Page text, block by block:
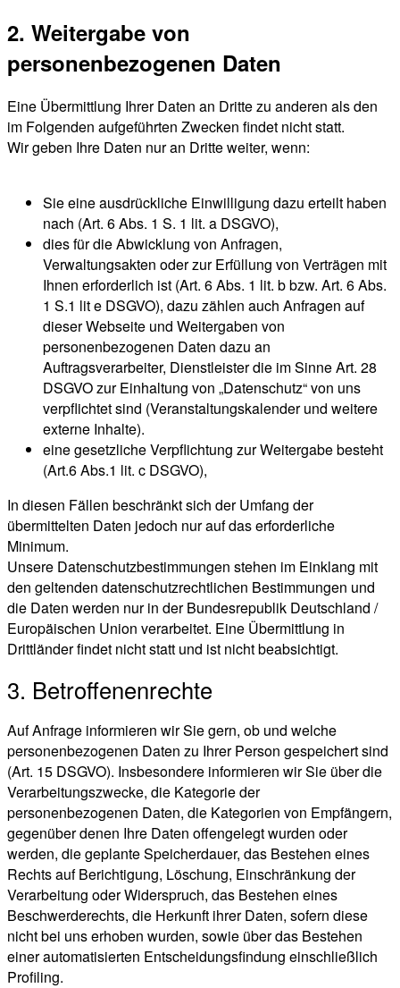
2. Weitergabe von
personenbezogenen Daten
Eine Übermittlung Ihrer Daten an Dritte zu anderen als den
im Folgenden aufgeführten Zwecken findet nicht statt.
Wir geben Ihre Daten nur an Dritte weiter, wenn:
Sie eine ausdrückliche Einwilligung dazu erteilt haben
nach (Art. 6 Abs. 1 S. 1 lit. a DSGVO),
dies für die Abwicklung von Anfragen,
Verwaltungsakten oder zur Erfüllung von Verträgen mit
Ihnen erforderlich ist (Art. 6 Abs. 1 lit. b bzw. Art. 6 Abs.
1 S.1 lit e DSGVO), dazu zählen auch Anfragen auf
dieser Webseite und Weitergaben von
personenbezogenen Daten dazu an
Auftragsverarbeiter, Dienstleister die im Sinne Art. 28
DSGVO zur Einhaltung von „Datenschutz“ von uns
verpflichtet sind (Veranstaltungskalender und weitere
externe Inhalte).
eine gesetzliche Verpflichtung zur Weitergabe besteht
(Art.6 Abs.1 lit. c DSGVO),
In diesen Fällen beschränkt sich der Umfang der
übermittelten Daten jedoch nur auf das erforderliche
Minimum.
Unsere Datenschutzbestimmungen stehen im Einklang mit
den geltenden datenschutzrechtlichen Bestimmungen und
die Daten werden nur in der Bundesrepublik Deutschland /
Europäischen Union verarbeitet. Eine Übermittlung in
Drittländer findet nicht statt und ist nicht beabsichtigt.
3. Betroffenenrechte
Auf Anfrage informieren wir Sie gern, ob und welche
personenbezogenen Daten zu Ihrer Person gespeichert sind
(Art. 15 DSGVO). Insbesondere informieren wir Sie über die
Verarbeitungszwecke, die Kategorie der
personenbezogenen Daten, die Kategorien von Empfängern,
gegenüber denen Ihre Daten offengelegt wurden oder
werden, die geplante Speicherdauer, das Bestehen eines
Rechts auf Berichtigung, Löschung, Einschränkung der
Verarbeitung oder Widerspruch, das Bestehen eines
Beschwerderechts, die Herkunft ihrer Daten, sofern diese
nicht bei uns erhoben wurden, sowie über das Bestehen
einer automatisierten Entscheidungsfindung einschließlich
Profiling.